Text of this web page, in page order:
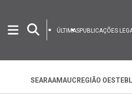
ÚLTIMASPUBLICAÇÕES
SEARAAMAUC REGIÃO OESTE